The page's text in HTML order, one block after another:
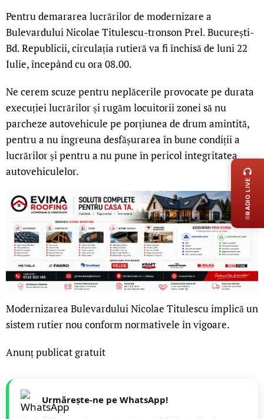
Pentru demararea lucrărilor de modernizare a
Bulevardului Nicolae Titulescu-tronson Prel. București-
Bd. Republicii, circulația rutieră va fi închisă de luni 22
Iulie, începând cu ora 08.00.
Ne cerem scuze pentru neplăcerile provocate pe durata
execuției lucrărilor și rugăm locuitorii zonei să nu
parcheze autovehicule pe porțiunea de drum amintită,
pentru a nu îngreuna desfășurarea în bune condiții a
lucrărilor și pentru a nu pune în pericol integritatea
autovehiculelor.
Modernizarea Bulevardului Nicolae Titulescu implică un
sistem rutier nou conform normativele în vigoare.
Anunț publicat gratuit
Urmărește-ne pe WhatsApp!
RADIO LIVE